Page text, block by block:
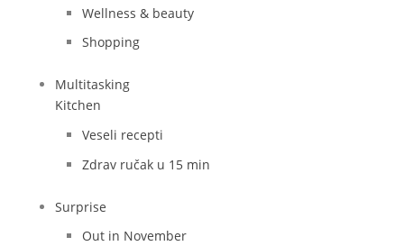
Wellness & beauty
Shopping
Multitasking
Kitchen
Veseli recepti
Zdrav ručak u 15 min
Surprise
Out in November